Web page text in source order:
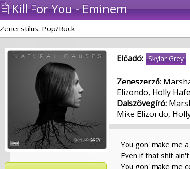
Kill For You - Eminem
Zenei stílus: Pop/Rock
Előadó: Skylar Grey
Zeneszerző:
Elizondo, Holly
Dalszövegíró:
Mike Elizondo,
You gon' make me
Even if that shit
You gon' make me